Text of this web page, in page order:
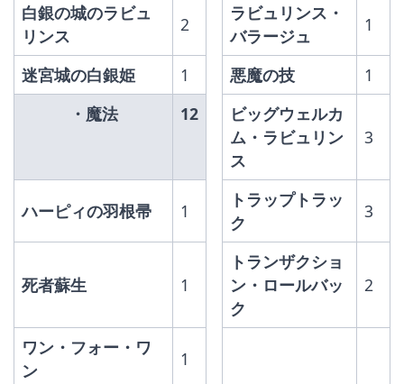
白銀の城のラビュ
リンス
2
ラビュリンス・
バラージュ
1
迷宮城の白銀姫 1 悪魔の技
1
・魔法
12
ビッグウェルカ
ム・ラビュリン
ス
3
ハーピィの羽根帚 1
トラップトラッ
ク
3
死者蘇生 1
トランザクショ
ン・ロールバッ
ク
2
ワン・フォー・ワ
ン
1